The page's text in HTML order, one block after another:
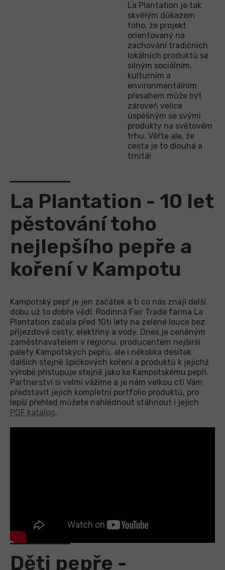
La Plantation je tak
skvělým důkazem
toho, že projekt
orientovaný na
zachování tradičních
lokálních produktů se
silným sociálním,
kulturním a
environmentálním
přesahem může být
zároveň velice
úspěšným se svými
produkty na světovém
trhu. Věřte ale, že
cesta je to dlouhá a
trnitá!
La Plantation - 10 let
pěstování toho
nejlepšího pepře a
koření v Kampotu
Kampotský pepř je jen začátek a ti co nás znají delší
dobu už to dobře vědí. Rodinná Fair Trade farma La
Plantation začala před 10ti lety na zelené louce bez
příjezdové cesty, elektřiny a vody. Dnes je ceněným
zaměstnavatelem v regionu, producentem nejširší
palety Kampotských pepřů, ale i několika desítek
dalších stejně špičkových koření a produktů k jejichž
výrobě přistupuje stejně jako ke Kampotskému pepři.
Partnerství si velmi vážíme a je nám velkou ctí Vám
představit jejich kompletní portfolio produktů, pro
lepší přehled můžete nahlédnout stáhnout i jejich
PDF katalog.
Děti pepře -